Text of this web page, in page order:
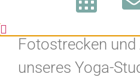
Fotostrecken und
unseres Yoga-